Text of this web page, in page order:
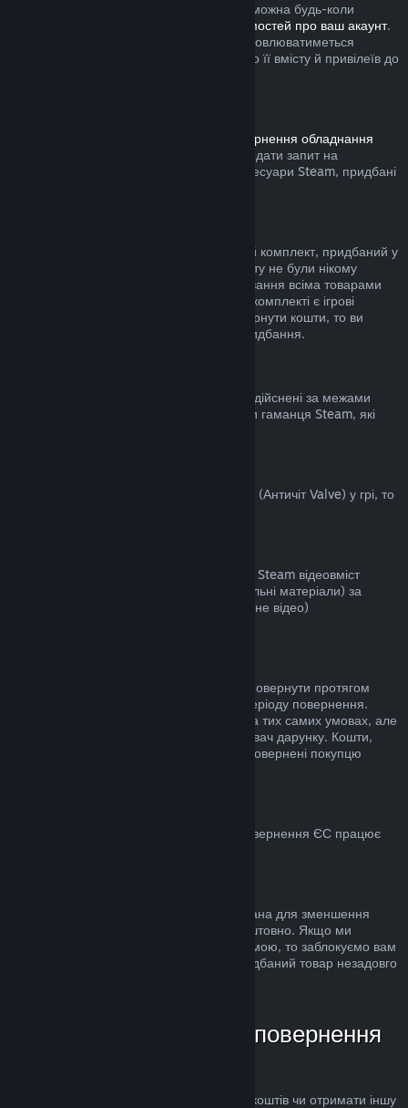
Зауважте, що будь-яку активну підписку можна будь-коли
сторінку відомостей про ваш акаунт.
Після скасування підписка більше не поновлюватиметься
автоматично, але ви збережете доступ до її вмісту й привілеїв до
Умовах повернення обладнання
процедури та часових меж, ви можете подати запит на
повернення коштів за обладнання та аксесуари Steam, придбані
Ви можете повернути кошти за будь-який комплект, придбаний у
Steam за умови, що всі товари з комплекту не були нікому
передані та якщо загальний час користування всіма товарами
становить не більше двох годин. Якщо у комплекті є ігрові
предмети чи DLC, за які неможливо повернути кошти, то ви
побачите примітку під час здійснення придбання.
Valve не повертає кошти за придбання, здійснені за межами
Steam (наприклад: цифрові ключі чи коди гаманця Steam, які
Якщо ви були заблоковані системою VAC (Античіт Valve) у грі, то
Ми не повертаємо кошти за придбаний у Steam відеовміст
(фільми, кліпи, серіали, епізоди та навчальні матеріали) за
винятком, коли відео є частиною іншого (не відео)
Кошти за невикористані дарунки можна повернути протягом
стандартного 14-денного/2-годинного періоду повернення.
Використані дарунки можна повернути на тих самих умовах, але
ініціатором повернення має бути отримувач дарунку. Кошти,
використані для купівлі дарунку, будуть повернені покупцю
Для пояснення, яким чином право на повернення ЄС працює
Можливість повернення коштів була додана для зменшення
ризиків, а не як спосіб грати в ігри безкоштовно. Якщо ми
помітимо, що ви зловживаєте цією системою, то заблокуємо вам
доступ до неї. Повернення коштів за придбаний товар незадовго
Як надіслати запит на повернення
Ви можете подати запит на повернення коштів чи отримати іншу